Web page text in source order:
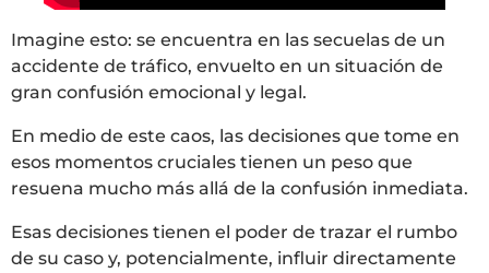
Imagine esto: se encuentra en las secuelas de un
accidente de tráfico, envuelto en un situación de
gran confusión emocional y legal.
En medio de este caos, las decisiones que tome en
esos momentos cruciales tienen un peso que
resuena mucho más allá de la confusión inmediata.
Esas decisiones tienen el poder de trazar el rumbo
de su caso y, potencialmente, influir directamente